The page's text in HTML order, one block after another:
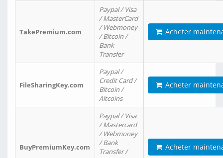
TakePremium.com
Paypal / Visa
/ MasterCard
/ Webmoney
/ Bitcoin /
Bank
Transfer
Acheter
FileSharingKey.com
Paypal /
Credit Card /
Bitcoin /
Altcoins
Acheter
BuyPremiumKey.com
Paypal / Visa
/ Mastercard
/ Webmoney
/ Bank
Transfer /
Acheter